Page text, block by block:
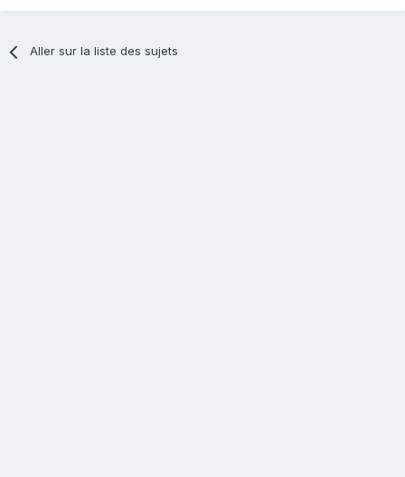
Aller sur la liste des sujets